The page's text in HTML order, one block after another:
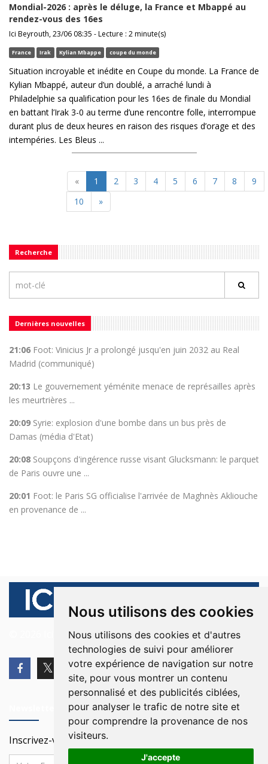
Nous utilisons des cookies
Nous utilisons des cookies et d'autres
technologies de suivi pour améliorer
votre expérience de navigation sur notre
site, pour vous montrer un contenu
personnalisé et des publicités ciblées,
pour analyser le trafic de notre site et
pour comprendre la provenance de nos
visiteurs.
J'accepte
Mondial-2026 : après le déluge, la France et Mbappé au
rendez-vous des 16es
Ici Beyrouth, 23/06 08:35 - Lecture : 2 minute(s)
France Irak Kylian Mbappe coupe du monde
Situation incroyable et inédite en Coupe du monde. La France de
Kylian Mbappé, auteur d’un doublé, a arraché lundi à
Philadelphie sa qualification pour les 16es de finale du Mondial
en battant l’Irak 3-0 au terme d’une rencontre folle, interrompue
durant plus de deux heures en raison des risques d’orage et des
intempéries. Les Bleus ...
« 1 2 3 4 5 6 7 8
9
10
»
Recherche
Dernières nouvelles
21:06 Foot: Vinicius Jr a prolongé jusqu'en juin 2032 au Real
Madrid (communiqué)
20:13 Le gouvernement yéménite menace de représailles après
les meurtrières ...
20:09 Syrie: explosion d'une bombe dans un bus près de
Damas (média d'Etat)
20:08 Soupçons d'ingérence russe visant Glucksmann: le parquet
de Paris ouvre une ...
20:01 Foot: le Paris SG officialise l'arrivée de Maghnès Akliouche
en provenance de ...
© 2026 Ici Beyrouth. Tous les droits sont réservés.
Inscrivez-vous à notre Newsletter